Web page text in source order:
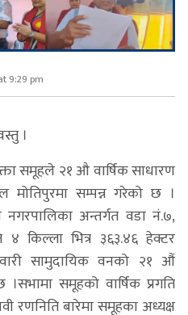
9:29 pm
।
समूहले २१ औ वार्षिक साधारण
सम्पन्न गरेको छ ।
अन्तर्गत वडा नं.७,
४ किल्ला भित्र ३६३.४६ हेक्टर
सामुदायिक वनको २१ औं
समूहको वार्षिक प्रगति
रणनिति बारेमा समूहका अध्यक्ष